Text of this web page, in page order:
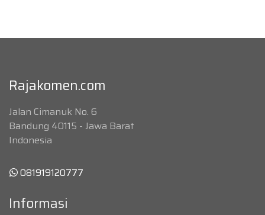
Rajakomen.com
Jalan Cimanuk No. 6
Bandung 40115 - Jawa Barat
Indonesia
081919120777
Informasi